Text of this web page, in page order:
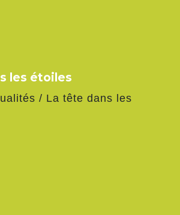
les étoiles
/ La tête dans les